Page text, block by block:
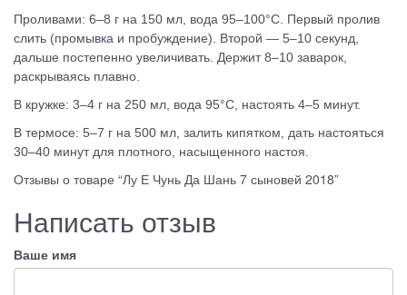
Проливами: 6–8 г на 150 мл, вода 95–100°C. Первый пролив
слить (промывка и пробуждение). Второй — 5–10 секунд,
дальше постепенно увеличивать. Держит 8–10 заварок,
раскрываясь плавно.
В кружке: 3–4 г на 250 мл, вода 95°C, настоять 4–5 минут.
В термосе: 5–7 г на 500 мл, залить кипятком, дать настояться
30–40 минут для плотного, насыщенного настоя.
Отзывы о товаре “Лу Е Чунь Да Шань 7 сыновей 2018”
Написать отзыв
Ваше имя